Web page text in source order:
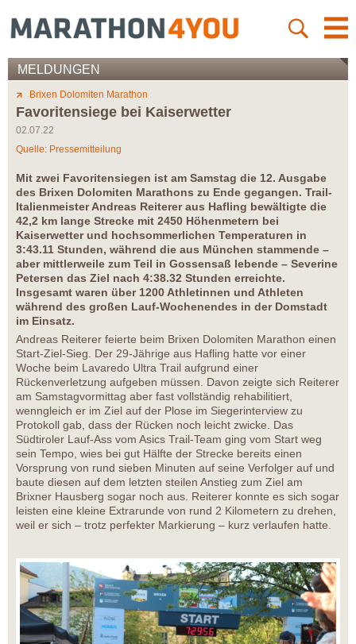
MELDUNGEN
Brixen Dolomiten Marathon
Favoritensiege bei Kaiserwetter
02.07.22
Quelle: Pressemitteilung
Mit zwei Favoritensiegen ist am Samstag die 12. Ausgabe
des Brixen Dolomiten Marathons zu Ende gegangen. Trail-
Italienmeister Andreas Reiterer aus Hafling bewältigte die
42,2 km lange Strecke mit 2450 Höhenmetern bei
Kaiserwetter und hochsommerlichen Temperaturen in
3:43.11 Stunden, während die aus München stammende –
aber mittlerweile zum Teil in Gossensaß lebende – Severine
Petersen das Ziel nach 4:38.32 Stunden erreichte.
Insgesamt waren über 1200 Athletinnen und Athleten
während des großen Lauf-Wochenendes in der Domstadt
im Einsatz.
Andreas Reiterer feierte beim Brixen Dolomiten Marathon einen
Start-Ziel-Sieg. Der 29-Jährige aus Hafling hatte vor einer
Woche beim Lavaredo Ultra Trail aufgrund einer
Rückenverletzung aufgeben müssen. Davon zeigte sich Reiterer
am Samstagvormittag aber fast vollständig rehabilitiert,
wenngleich er im Ziel auf der Plose im Siegerinterview zu
Protokoll gab, dass der Rücken noch leicht zwicke. Das
Südtiroler Lauf-Ass vom Asics Trail-Team ging vom Start weg
sein Tempo, wies bei gut Hälfte der Strecke bereits einen
Vorsprung von rund sieben Minuten auf seine Verfolger auf und
baute diesen auf dem letzten steilen Anstieg zum Ziel am
Brixner Hausberg sogar noch aus. Reiterer konnte es sich sogar
leisten eine kleine Extrarunde von rund 2 Kilometern zu drehen,
weil er sich – trotz perfekter Markierung – kurz verlaufen hatte.